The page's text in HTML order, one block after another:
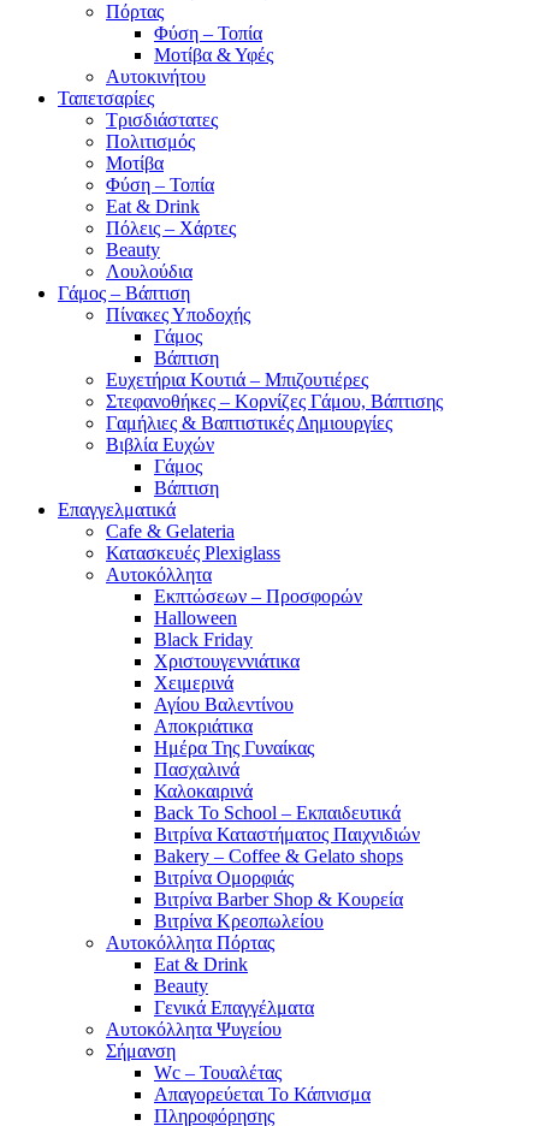
Πόρτας
Φύση – Τοπία
Μοτίβα & Υφές
Αυτοκινήτου
Ταπετσαρίες
Τρισδιάστατες
Πολιτισμός
Μοτίβα
Φύση – Τοπία
Eat & Drink
Πόλεις – Χάρτες
Beauty
Λουλούδια
Γάμος – Βάπτιση
Πίνακες Υποδοχής
Γάμος
Βάπτιση
Ευχετήρια Κουτιά – Μπιζουτιέρες
Στεφανοθήκες – Κορνίζες Γάμου, Βάπτισης
Γαμήλιες & Βαπτιστικές Δημιουργίες
Βιβλία Ευχών
Γάμος
Βάπτιση
Επαγγελματικά
Cafe & Gelateria
Κατασκευές Plexiglass
Αυτοκόλλητα
Εκπτώσεων – Προσφορών
Halloween
Black Friday
Χριστουγεννιάτικα
Χειμερινά
Αγίου Βαλεντίνου
Αποκριάτικα
Ημέρα Της Γυναίκας
Πασχαλινά
Καλοκαιρινά
Back To School – Εκπαιδευτικά
Βιτρίνα Καταστήματος Παιχνιδιών
Bakery – Coffee & Gelato shops
Βιτρίνα Ομορφιάς
Βιτρίνα Barber Shop & Κουρεία
Βιτρίνα Κρεοπωλείου
Αυτοκόλλητα Πόρτας
Eat & Drink
Beauty
Γενικά Επαγγέλματα
Αυτοκόλλητα Ψυγείου
Σήμανση
Wc – Τουαλέτας
Απαγορεύεται Το Κάπνισμα
Πληροφόρησης